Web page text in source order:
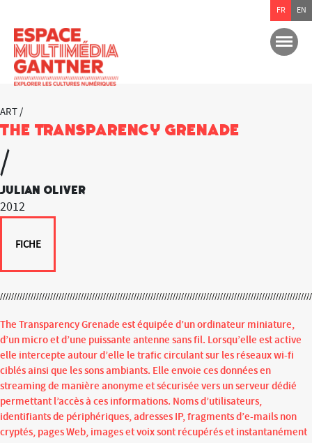
ART /
The Transparency Grenade
/
Julian Oliver
2012
FICHE
The Transparency Grenade est équipée d’un ordinateur miniature,
d’un micro et d’une puissante antenne sans fil. Lorsqu’elle est active
elle intercepte autour d’elle le trafic circulant sur les réseaux wi-fi
ciblés ainsi que les sons ambiants. Elle envoie ces données en
streaming de manière anonyme et sécurisée vers un serveur dédié
permettant l’accès à ces informations. Noms d’utilisateurs,
identifiants de périphériques, adresses IP, fragments d’e-mails non
cryptés, pages Web, images et voix sont récupérés et instantanément
FR EN